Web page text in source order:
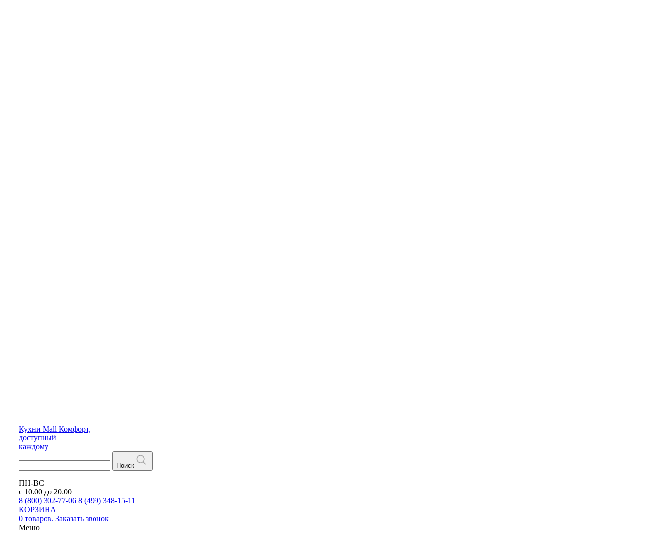
Кухни Mall Комфорт,
доступный
каждому
Поиск
ПН-ВС
с 10:00 до 20:00
8 (800) 302-77-06 8 (499) 348-15-11
КОРЗИНА
0 товаров. Заказать звонок
Меню